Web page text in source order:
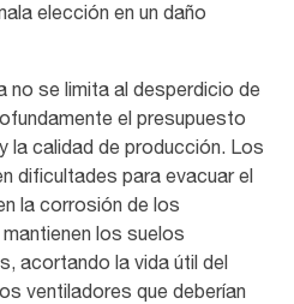
elección en un daño
no se limita al desperdicio de
el presupuesto
la calidad de producción. Los
dificultades para evacuar el
la corrosión de los
los suelos
acortando la vida útil del
ventiladores que deberían